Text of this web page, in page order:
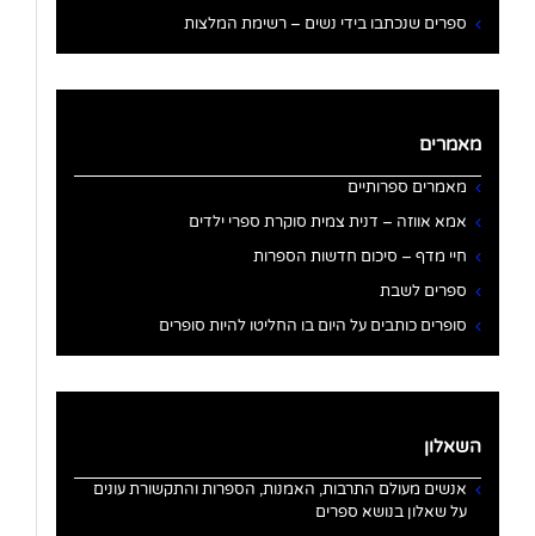
ספרים שנכתבו בידי נשים – רשימת המלצות
מאמרים
מאמרים ספרותיים
אמא אווזה – דנית צמית סוקרת ספרי ילדים
חיי מדף – סיכום חדשות הספרות
ספרים לשבת
סופרים כותבים על היום בו החליטו להיות סופרים
השאלון
אנשים מעולם התרבות, האמנות, הספרות והתקשורת עונים
על שאלון בנושא ספרים